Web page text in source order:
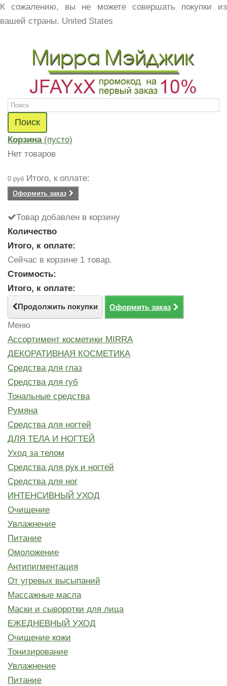
К сожалению, вы не можете совершать покупки из
вашей страны. United States
Поиск
Корзина (пусто)
Нет товаров
0 руб Итого, к оплате:
Оформить заказ
Товар добавлен в корзину
Количество
Итого, к оплате:
Сейчас в корзине 1 товар.
Стоимость:
Итого, к оплате:
Продолжить покупки Оформить заказ
Меню
Ассортимент косметики MIRRA
ДЕКОРАТИВНАЯ КОСМЕТИКА
Средства для глаз
Средства для губ
Тональные средства
Румяна
Средства для ногтей
ДЛЯ ТЕЛА И НОГТЕЙ
Уход за телом
Средства для рук и ногтей
Средства для ног
ИНТЕНСИВНЫЙ УХОД
Очищение
Увлажнение
Питание
Омоложение
Антипигментация
От угревых высыпаний
Массажные масла
Маски и сыворотки для лица
ЕЖЕДНЕВНЫЙ УХОД
Очищение кожи
Тонизирование
Увлажнение
Питание